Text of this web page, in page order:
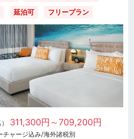
延泊可 フリープラン
311,300円～709,200円
チャージ込み/海外諸税別